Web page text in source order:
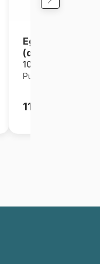
Egypte
(détail)
1000 pièces
Puzzles DToys
11,50€